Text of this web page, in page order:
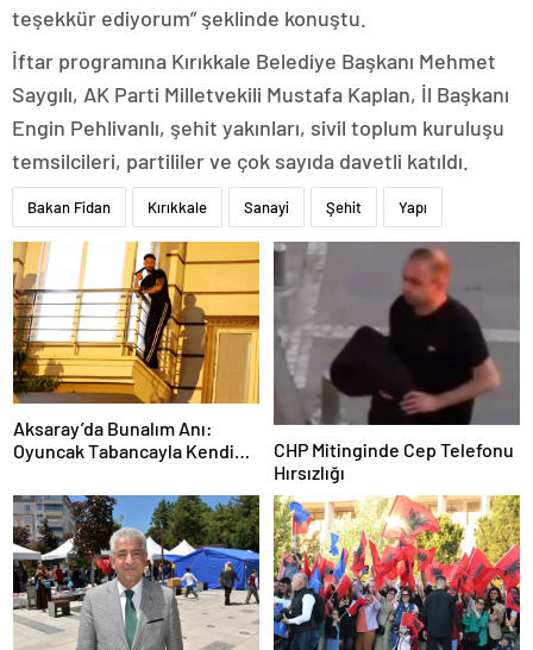
teşekkür ediyorum” şeklinde konuştu.
İftar programına Kırıkkale Belediye Başkanı Mehmet
Saygılı, AK Parti Milletvekili Mustafa Kaplan, İl Başkanı
Engin Pehlivanlı, şehit yakınları, sivil toplum kuruluşu
temsilcileri, partililer ve çok sayıda davetli katıldı.
Bakan Fidan Kırıkkale Sanayi Şehit Yapı
Aksaray’da Bunalım Anı:
Oyuncak Tabancayla Kendine
CHP Mitinginde Cep Telefonu
Hırsızlığı